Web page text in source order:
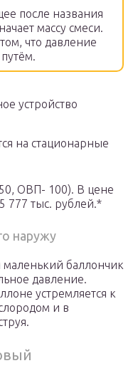
после названия
массу смеси.
что давление
устройство
на стационарные
ОВП- 100). В цене
777 тыс. рублей.*
наружу
маленький баллончик
давление.
устремляется к
и в